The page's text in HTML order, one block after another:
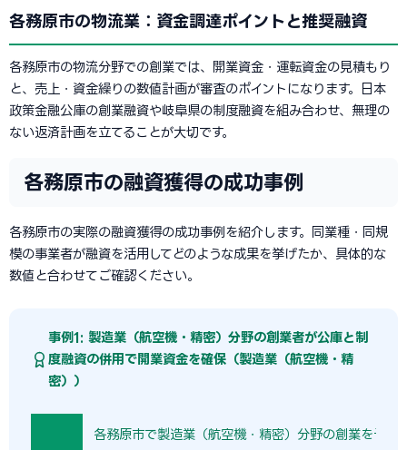
各務原市の物流業：資金調達ポイントと推奨融資
各務原市の物流分野での創業では、開業資金・運転資金の見積もり
と、売上・資金繰りの数値計画が審査のポイントになります。日本
政策金融公庫の創業融資や岐阜県の制度融資を組み合わせ、無理の
ない返済計画を立てることが大切です。
各務原市の融資獲得の成功事例
各務原市の実際の融資獲得の成功事例を紹介します。同業種・同規
模の事業者が融資を活用してどのような成果を挙げたか、具体的な
数値と合わせてご確認ください。
事例1: 製造業（航空機・精密）分野の創業者が公庫と制
度融資の併用で開業資金を確保（製造業（航空機・精
密））
各務原市で製造業（航空機・精密）分野の創業を予定